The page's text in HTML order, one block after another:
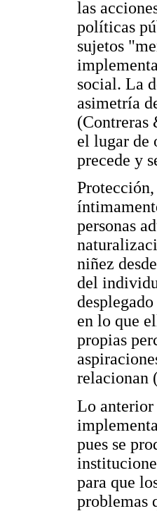
las
políticas
sujetos
social. La
asimetría
(Contreras
el lugar de
precede y
personas
niñez
del
en lo que
propias
relacionan
Lo anterior
pues se
para que
problemas